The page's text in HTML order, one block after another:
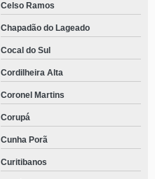
Celso Ramos
Chapadão do Lageado
Cocal do Sul
Cordilheira Alta
Coronel Martins
Corupá
Cunha Porã
Curitibanos